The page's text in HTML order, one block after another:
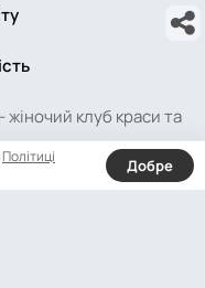
клуб краси та
Політиці
Добре